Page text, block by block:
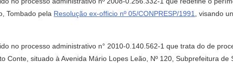
Tombado pela Resolução ex-officio nº 05/CONPRESP/1991
, visando
no processo administrativo n° 2010-0.140.562-1 que trata do de
Conte, situado à Avenida Mário Lopes Leão, Nº 120, Subprefeitura